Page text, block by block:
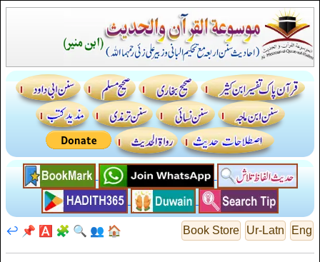
Eng
Ur-Latn
Book Store
🏠
👥
🔍
🧩
🅰️
📌
↩️